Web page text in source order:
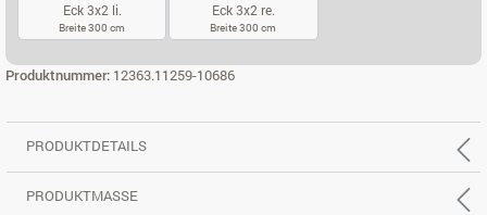
Eck 3x2 li.
Breite 300 cm
Eck 3x2 re.
Breite 300 cm
Produktnummer: 12363.11259-10686
PRODUKTDETAILS
PRODUKTMASSE